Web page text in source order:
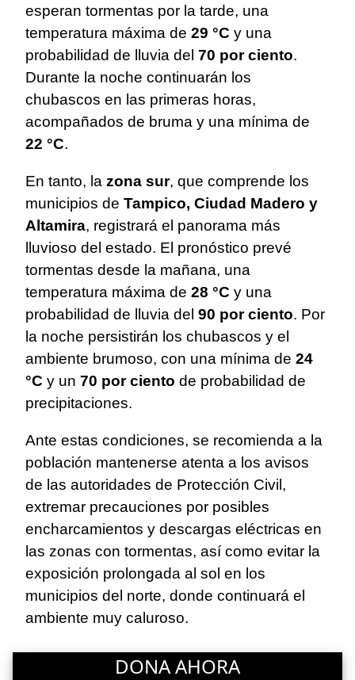
esperan tormentas por la tarde, una
temperatura máxima de 29 °C y una
probabilidad de lluvia del 70 por ciento.
Durante la noche continuarán los
chubascos en las primeras horas,
acompañados de bruma y una mínima de
22 °C.
En tanto, la zona sur, que comprende los
municipios de Tampico, Ciudad Madero y
Altamira, registrará el panorama más
lluvioso del estado. El pronóstico prevé
tormentas desde la mañana, una
temperatura máxima de 28 °C y una
probabilidad de lluvia del 90 por ciento. Por
la noche persistirán los chubascos y el
ambiente brumoso, con una mínima de 24
°C y un 70 por ciento de probabilidad de
precipitaciones.
Ante estas condiciones, se recomienda a la
población mantenerse atenta a los avisos
de las autoridades de Protección Civil,
extremar precauciones por posibles
encharcamientos y descargas eléctricas en
las zonas con tormentas, así como evitar la
exposición prolongada al sol en los
municipios del norte, donde continuará el
ambiente muy caluroso.
DONA AHORA